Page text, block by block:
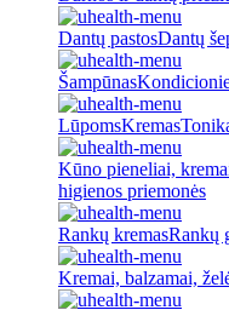
Dantų pastosDantų
Šampūnas
LūpomsKremas
Kūno pieneliai,
higienos priemonės
Rankų kremasRankų
Kremai, balzamai,